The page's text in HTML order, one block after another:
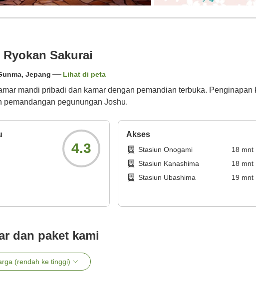
Sakurai
Jepang Lihat di peta
mandi pribadi dan kamar dengan pemandian terbuka.
pemandangan pegunungan Joshu.
4.3
Akses
Stasiun Onogami 18 mnt
Stasiun Kanashima
18 mnt
Stasiun Ubashima
19 mnt
dan paket kami
(rendah ke tinggi)